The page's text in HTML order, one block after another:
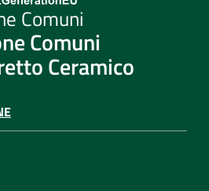
Comuni
Ceramico